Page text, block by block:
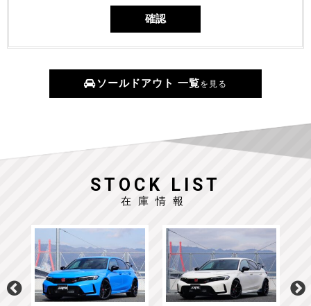
ソールドアウト 一覧を見る
STOCK LIST
在庫情報